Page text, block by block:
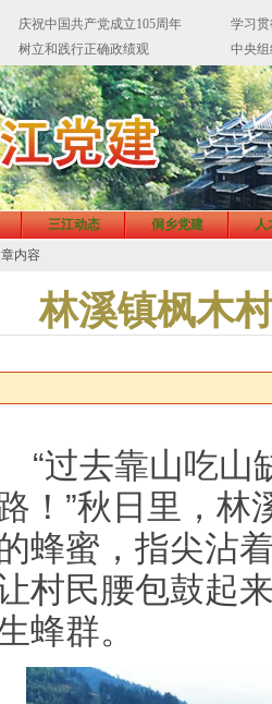
三江动态 侗乡党建
人
内容
林溪镇枫木
“过去靠山吃山
！”秋日里，林
蜂蜜，指尖沾
村民腰包鼓起
蜂群。